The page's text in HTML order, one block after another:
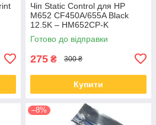
Чіп Static Control для HP
M652 CF450A/655A Black
12.5K – HM652CP-K
Готово до відправки
275 ₴ 300 ₴
Купити
–8%